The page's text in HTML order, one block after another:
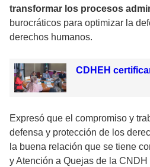
transformar los procesos
burocráticos para optimizar la
derechos humanos.
CDHEH
Expresó que el compromiso y
defensa y protección de los
la buena relación que se tiene
y Atención a Quejas de la